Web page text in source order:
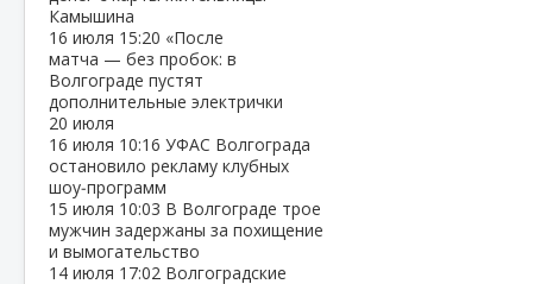
Камышина
16 июля 15:20 «После
матча — без пробок: в
Волгограде пустят
дополнительные электрички
20 июля
16 июля 10:16 УФАС Волгограда
остановило рекламу клубных
шоу‑программ
15 июля 10:03 В Волгограде трое
мужчин задержаны за похищение
и вымогательство
14 июля 17:02 Волгоградские